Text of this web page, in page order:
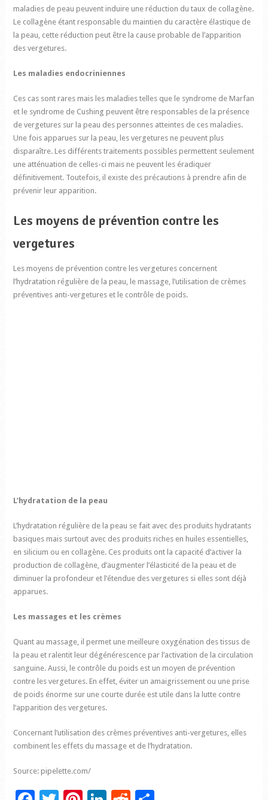
maladies de peau peuvent induire une réduction du taux de collagène.
Le collagène étant responsable du maintien du caractère élastique de
la peau, cette réduction peut être la cause probable de l’apparition
des vergetures.
Les maladies endocriniennes
Ces cas sont rares mais les maladies telles que le syndrome de Marfan
et le syndrome de Cushing peuvent être responsables de la présence
de vergetures sur la peau des personnes atteintes de ces maladies.
Une fois apparues sur la peau, les vergetures ne peuvent plus
disparaître. Les différents traitements possibles permettent seulement
une atténuation de celles-ci mais ne peuvent les éradiquer
définitivement. Toutefois, il existe des précautions à prendre afin de
prévenir leur apparition.
Les moyens de prévention contre les
vergetures
Les moyens de prévention contre les vergetures concernent
l’hydratation régulière de la peau, le massage, l’utilisation de crèmes
préventives anti-vergetures et le contrôle de poids.
L’hydratation de la peau
L’hydratation régulière de la peau se fait avec des produits hydratants
basiques mais surtout avec des produits riches en huiles essentielles,
en silicium ou en collagène. Ces produits ont la capacité d’activer la
production de collagène, d’augmenter l’élasticité de la peau et de
diminuer la profondeur et l’étendue des vergetures si elles sont déjà
apparues.
Les massages et les crèmes
Quant au massage, il permet une meilleure oxygénation des tissus de
la peau et ralentit leur dégénérescence par l’activation de la circulation
sanguine. Aussi, le contrôle du poids est un moyen de prévention
contre les vergetures. En effet, éviter un amaigrissement ou une prise
de poids énorme sur une courte durée est utile dans la lutte contre
l’apparition des vergetures.
Concernant l’utilisation des crèmes préventives anti-vergetures, elles
combinent les effets du massage et de l’hydratation.
Source: pipelette.com/